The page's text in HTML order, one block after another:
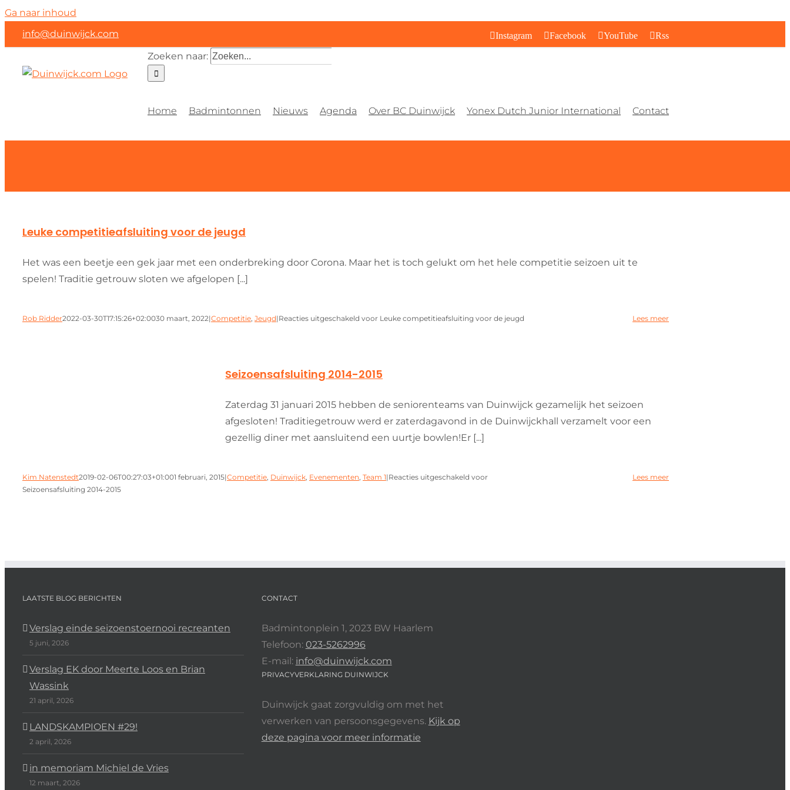
Ga naar inhoud
info@duinwijck.com
Instagram Facebook YouTube Rss
Zoeken naar:
Home Badmintonnen Nieuws Agenda Over BC Duinwijck Yonex Dutch Junior International Contact
Leuke competitieafsluiting voor de jeugd
Het was een beetje een gek jaar met een onderbreking door Corona. Maar het is toch gelukt om het hele competitie seizoen uit te
spelen! Traditie getrouw sloten we afgelopen [...]
Rob Ridder2022-03-30T17:15:26+02:0030 maart, 2022|Competitie, Jeugd|Reacties uitgeschakeld voor Leuke competitieafsluiting voor de jeugd Lees meer
Seizoensafsluiting 2014-2015
Zaterdag 31 januari 2015 hebben de seniorenteams van Duinwijck gezamelijk het seizoen
afgesloten! Traditiegetrouw werd er zaterdagavond in de Duinwijckhall verzamelt voor een
gezellig diner met aansluitend een uurtje bowlen!Er [...]
Kim Natenstedt2019-02-06T00:27:03+01:001 februari, 2015|Competitie, Duinwijck, Evenementen, Team 1|Reacties uitgeschakeld voor
Seizoensafsluiting 2014-2015
Lees meer
LAATSTE BLOG BERICHTEN
Verslag einde seizoenstoernooi recreanten
5 juni, 2026
Verslag EK door Meerte Loos en Brian
Wassink
21 april, 2026
LANDSKAMPIOEN #29!
2 april, 2026
in memoriam Michiel de Vries
12 maart, 2026
CONTACT
Badmintonplein 1, 2023 BW Haarlem
Telefoon: 023-5262996
E-mail: info@duinwijck.com
PRIVACYVERKLARING DUINWIJCK
Duinwijck gaat zorgvuldig om met het
verwerken van persoonsgegevens. Kijk op
deze pagina voor meer informatie